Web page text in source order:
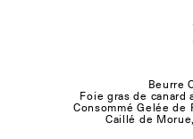
Beurre
Foie gras de canard
Consommé Gelée de
Caillé de